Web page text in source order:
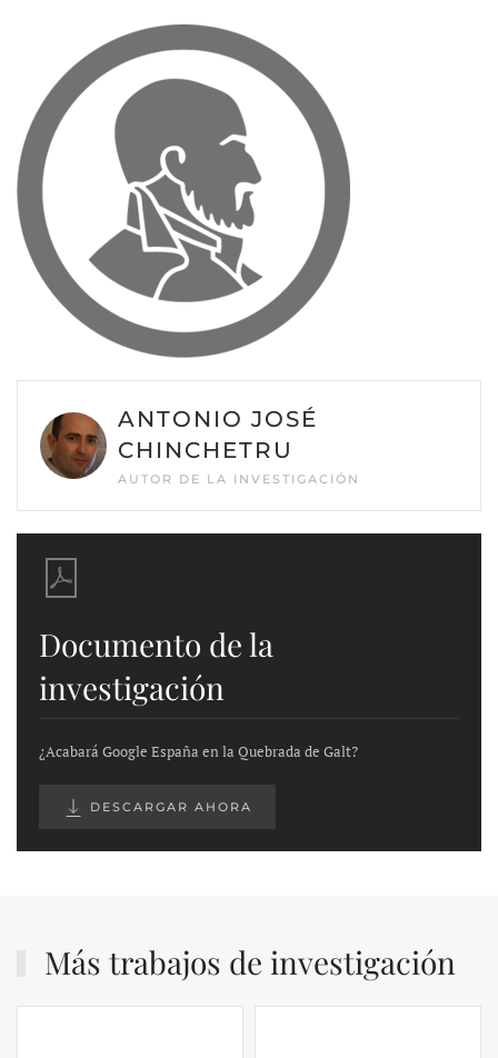
ANTONIO JOSÉ
CHINCHETRU
AUTOR DE LA INVESTIGACIÓN
Documento de la
investigación
¿Acabará Google España en la Quebrada de Galt?
DESCARGAR AHORA
Más trabajos de investigación